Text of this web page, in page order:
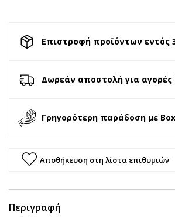
Επιστροφή προϊόντων εντός
Δωρεάν αποστολή για
Γρηγορότερη παράδοση με
Αποθήκευση στη λίστα επιθυμιών
Περιγραφή